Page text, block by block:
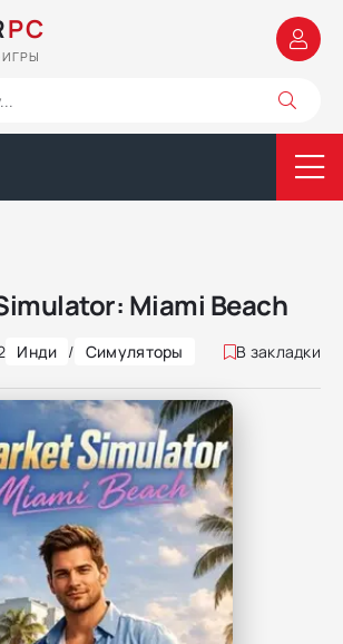
PC
Miami Beach
Инди / Симуляторы В закладки